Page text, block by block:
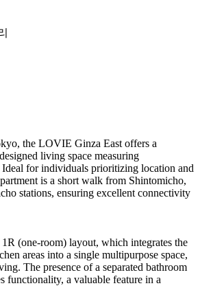
the LOVIE Ginza East offers a
living space measuring
Ideal for individuals prioritizing location and
is a short walk from Shintomicho,
stations, ensuring excellent connectivity
1R (one-room) layout, which integrates the
areas into a single multipurpose space,
The presence of a separated bathroom
functionality, a valuable feature in a